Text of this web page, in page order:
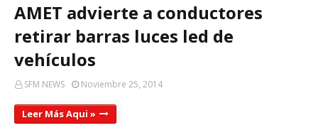
AMET advierte a conductores
retirar barras luces led de
vehículos
SFM NEWS Noviembre 25, 2014
Leer Más Aqui »